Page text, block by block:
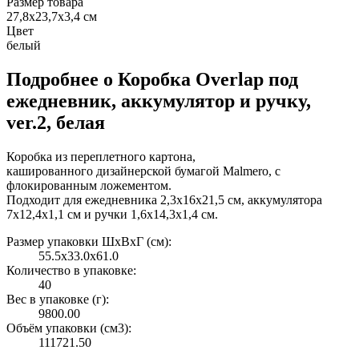
27,8х23,7х3,4 см
Цвет
белый
Подробнее о Коробка Overlap под
ежедневник, аккумулятор и ручку,
ver.2, белая
Коробка из переплетного картона,
кашированного дизайнерской бумагой Malmero, с
флокированным ложементом.
Подходит для ежедневника 2,3х16х21,5 см, аккумулятора
7х12,4х1,1 см и ручки 1,6х14,3х1,4 см.
Размер упаковки ШxВxГ (см):
55.5x33.0x61.0
Количество в упаковке:
40
Вес в упаковке (г):
9800.00
Объём упаковки (см3):
111721.50